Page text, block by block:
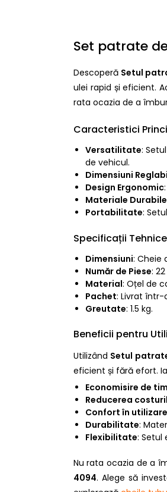
Set patrate
Descoperă Setul
ulei rapid și eficient.
rata ocazia de a
Caracteristici
Versatilitate:
de vehicul.
Dimensiuni
Design Ergonomic
Materiale Durabile
Portabilitate:
Specificații Tehnice
Dimensiuni: Cheie
Număr de Piese:
Material: Oțel de
Pachet: Livrat
Greutate: 1.5 kg.
Beneficii pentru
Utilizând Setul
eficient și fără efort.
Economisire de
Reducerea
Confort în utilizare
Durabilitate:
Flexibilitate: Setul
Nu rata ocazia de a
4094. Alege să